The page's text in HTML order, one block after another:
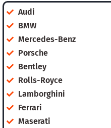
Audi
BMW
Mercedes-Benz
Porsche
Bentley
Rolls-Royce
Lamborghini
Ferrari
Maserati